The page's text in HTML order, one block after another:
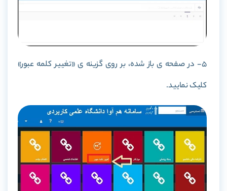
5- در صفحه ی باز شده، بر روی گزینه ی «تغییر کلمه عبور»
کلیک نمایید.